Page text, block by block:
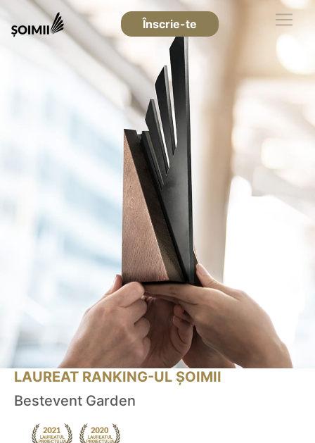
Înscrie-te
LAUREAT RANKING-UL ȘOIMII
Bestevent Garden